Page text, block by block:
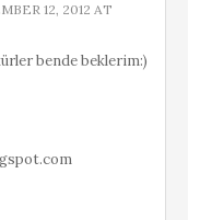
12, 2012 AT
bende beklerim:)